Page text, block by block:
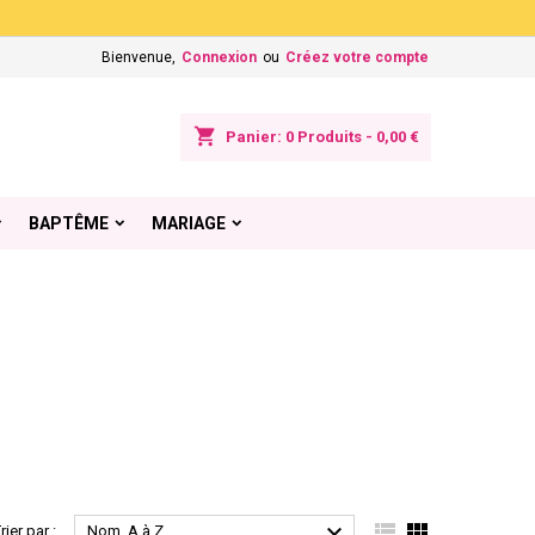
Bienvenue, Connexion ou Créez votre compte
shopping_cart Panier: 0 Produits - 0,00 €
BAPTÊME MARIAGE
par : Nom, A à Z